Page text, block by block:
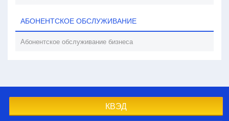
АБОНЕНТСКОЕ ОБСЛУЖИВАНИЕ
Абонентское обслуживание бизнеса
КВЭД